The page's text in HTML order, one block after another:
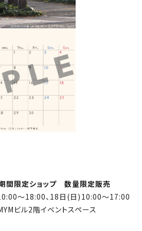
間限定ショップ 数量限定販売
～18:00、18日(日)10:00～17:00
ビル2階イベントスペース